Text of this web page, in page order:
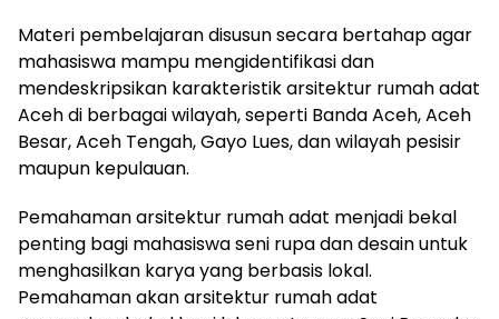
Materi pembelajaran disusun secara bertahap agar
mahasiswa mampu mengidentifikasi dan
mendeskripsikan karakteristik arsitektur rumah adat
Aceh di berbagai wilayah, seperti Banda Aceh, Aceh
Besar, Aceh Tengah, Gayo Lues, dan wilayah pesisir
maupun kepulauan.
Pemahaman arsitektur rumah adat menjadi bekal
penting bagi mahasiswa seni rupa dan desain untuk
menghasilkan karya yang berbasis lokal.
Pemahaman akan arsitektur rumah adat